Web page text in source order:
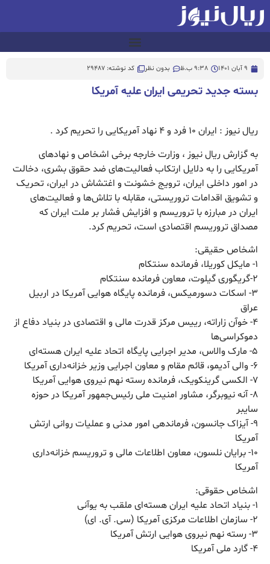
9 آبان 1401 9:38 ب.ظ بدون نظر کد نوشته: 29487
بسته جدید تحریمی ایران علیه آمریکا
ریال نیوز : ایران ۱۰ فرد و ۴ نهاد آمریکایی را تحریم کرد .
به گزارش ریال نیوز ، وزارت خارجه برخی اشخاص و نهادهای
آمریکایی را به دلایل ارتکاب فعالیت‌های ضد حقوق بشری، دخالت
در امور داخلی ایران، ترویج خشونت و اغتشاش در ایران، تحریک
و تشویق اقدامات تروریستی، مقابله با تلاش‌ها و فعالیت‌های
ایران در مبارزه با تروریسم و افزایش فشار بر ملت ایران که
مصداق تروریسم اقتصادی است، تحریم کرد.
اشخاص حقیقی:
۱- مایکل کوریلا، فرمانده سنتکام
۲-گریگوری گیلوت، معاون فرمانده سنتکام
۳- اسکات دسورمیکس، فرمانده پایگاه هوایی آمریکا در اربیل
عراق
۴- خوآن زاراته، رییس مرکز قدرت مالی و اقتصادی در بنیاد دفاع از
دموکراسی‌ها
۵- مارک والاس، مدیر اجرایی پایگاه اتحاد علیه ایران هسته‌ای
۶- والی آدیمو، قائم مقام و معاون اجرایی وزیر خزانه‌داری آمریکا
۷- الکسی گرینکویک، فرمانده رسته نهم نیروی هوایی آمریکا
۸- آنه نیوبرگر، مشاور امنیت ملی رئیس‌جمهور آمریکا در حوزه
سایبر
۹- آیزاک جانسون، فرماندهی امور مدنی و عملیات روانی ارتش
آمریکا
۱۰- برایان نلسون، معاون اطلاعات مالی و تروریسم خزانه‌داری
آمریکا
اشخاص حقوقی:
۱- بنیاد اتحاد علیه ایران هسته‌ای ملقب به یوآنی
۲- سازمان اطلاعات مرکزی آمریکا (سی. آی. ای)
۳- رسته نهم نیروی هوایی ارتش آمریکا
۴- گارد ملی آمریکا